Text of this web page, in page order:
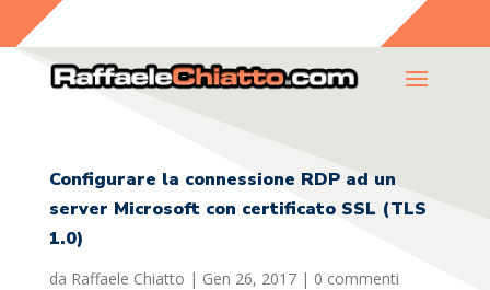
Configurare la connessione RDP ad un
server Microsoft con certificato SSL (TLS
1.0)
da Raffaele Chiatto | Gen 26, 2017| 0 commenti